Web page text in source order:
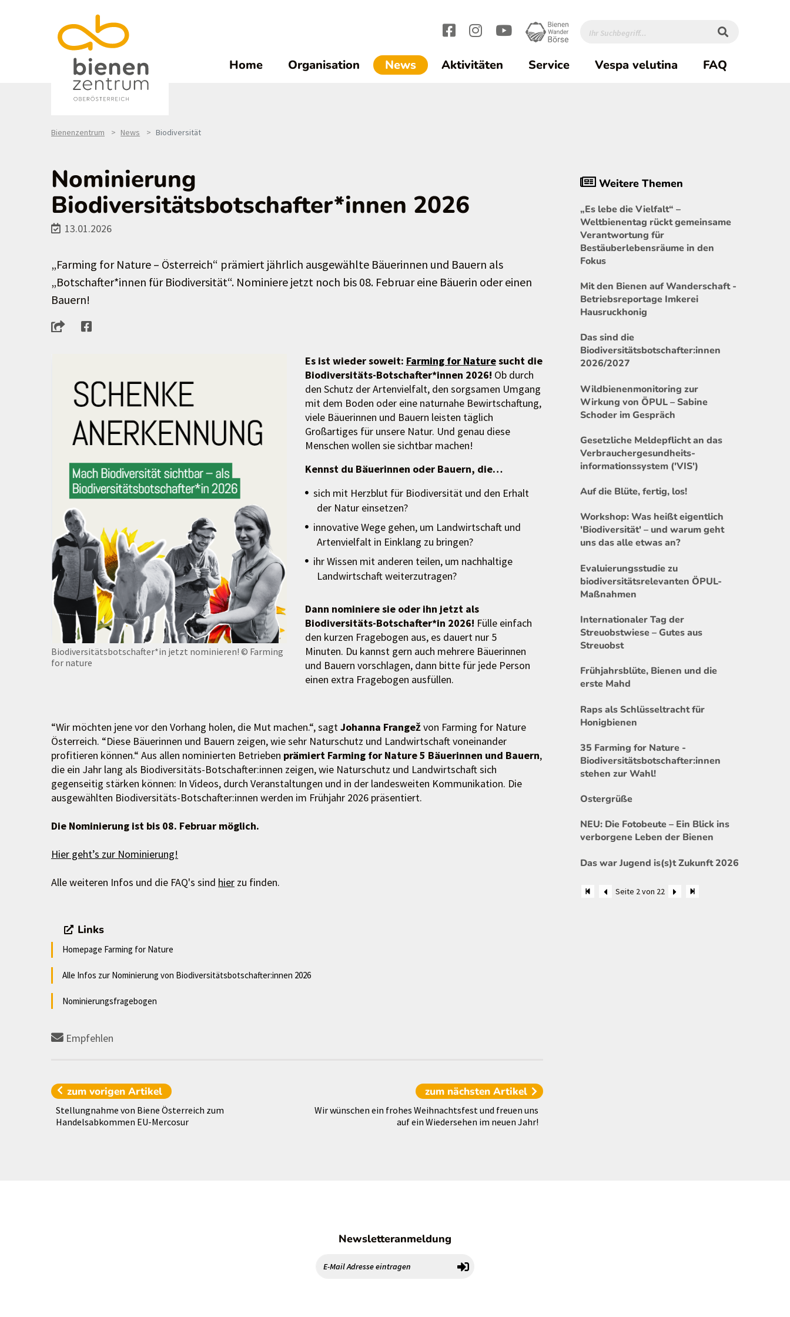
Home Organisation News(current)1
Aktivitäten Service Vespa velutina FAQ
Bienenzentrum News Biodiversität
Nominierung
Biodiversitätsbotschafter*innen 2026
13.01.2026
„Farming for Nature – Österreich“ prämiert jährlich ausgewählte Bäuerinnen und Bauern als
„Botschafter*innen für Biodiversität“. Nominiere jetzt noch bis 08. Februar eine Bäuerin oder einen
Bauern!
Biodiversitätsbotschafter*in jetzt nominieren! © Farming
for nature
Es ist wieder soweit: Farming for Naturesucht die
Biodiversitäts-Botschafter*innen 2026! Ob durch
den Schutz der Artenvielfalt, den sorgsamen Umgang
mit dem Boden oder eine naturnahe Bewirtschaftung,
viele Bäuerinnen und Bauern leisten täglich
Großartiges für unsere Natur. Und genau diese
Menschen wollen sie sichtbar machen!
Kennst du Bäuerinnen oder Bauern, die…
sich mit Herzblut für Biodiversität und den Erhalt
der Natur einsetzen?
innovative Wege gehen, um Landwirtschaft und
Artenvielfalt in Einklang zu bringen?
ihr Wissen mit anderen teilen, um nachhaltige
Landwirtschaft weiterzutragen?
Dann nominiere sie oder ihn jetzt als
Biodiversitäts-Botschafter*in 2026! Fülle einfach
den kurzen Fragebogen aus, es dauert nur 5
Minuten. Du kannst gern auch mehrere Bäuerinnen
und Bauern vorschlagen, dann bitte für jede Person
einen extra Fragebogen ausfüllen.
“Wir möchten jene vor den Vorhang holen, die Mut machen.“, sagt Johanna Frangežvon Farming for Nature
Österreich. “Diese Bäuerinnen und Bauern zeigen, wie sehr Naturschutz und Landwirtschaft voneinander
profitieren können.“ Aus allen nominierten Betrieben prämiert Farming for Nature 5 Bäuerinnen und Bauern,
die ein Jahr lang als Biodiversitäts-Botschafter:innen zeigen, wie Naturschutz und Landwirtschaft sich
gegenseitig stärken können: In Videos, durch Veranstaltungen und in der landesweiten Kommunikation. Die
ausgewählten Biodiversitäts-Botschafter:innen werden im Frühjahr 2026 präsentiert.
Die Nominierung ist bis 08. Februar möglich.
Hier geht’s zur Nominierung!
Alle weiteren Infos und die FAQ's sind hier zu finden.
Links
Homepage Farming for Nature
Alle Infos zur Nominierung von Biodiversitätsbotschafter:innen 2026
Nominierungsfragebogen
Empfehlen
zum vorigenArtikel
Stellungnahme von Biene Österreich zum
Handelsabkommen EU-Mercosur
zum nächsten Artikel
Wir wünschen ein frohes Weihnachtsfest und freuen uns
auf ein Wiedersehen im neuen Jahr!
Weitere Themen
„Es lebe die Vielfalt“ –
Weltbienentag rückt gemeinsame
Verantwortung für
Bestäuberlebensräume in den
Fokus
Mit den Bienen auf Wanderschaft -
Betriebsreportage Imkerei
Hausruckhonig
Das sind die
Biodiversitätsbotschafter:innen
2026/2027
Wildbienenmonitoring zur
Wirkung von ÖPUL – Sabine
Schoder im Gespräch
Gesetzliche Meldepflicht an das
Verbrauchergesundheits-
informationssystem ('VIS')
Auf die Blüte, fertig, los!
Workshop: Was heißt eigentlich
'Biodiversität' – und warum geht
uns das alle etwas an?
Evaluierungsstudie zu
biodiversitätsrelevanten ÖPUL-
Maßnahmen
Internationaler Tag der
Streuobstwiese – Gutes aus
Streuobst
Frühjahrsblüte, Bienen und die
erste Mahd
Raps als Schlüsseltracht für
Honigbienen
35 Farming for Nature -
Biodiversitätsbotschafter:innen
stehen zur Wahl!
Ostergrüße
NEU: Die Fotobeute – Ein Blick ins
verborgene Leben der Bienen
Das war Jugend is(s)t Zukunft 2026
Seite 2 von 22
Newsletteranmeldung